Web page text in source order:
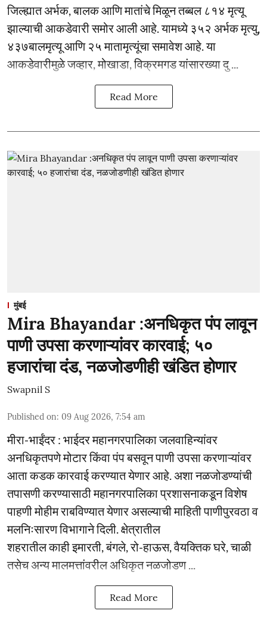
जिल्ह्यात अर्भक, बालक आणि मातांचे मिळून तब्बल ८१४ मृत्यू
झाल्याची आकडेवारी समोर आली आहे. यामध्ये ३५२ अर्भक मृत्यु,
४३७बालमृत्यू आणि २५ मातामृत्यूंचा समावेश आहे. या
आकडेवारीमुळे जव्हार, मोखाडा, विक्रमगड यांसारख्या दु ...
Read More
मुंबई
Mira Bhayandar :अनधिकृत पंप लावून
पाणी उपसा करणाऱ्यांवर कारवाई; ५०
हजारांचा दंड, नळजोडणीही खंडित होणार
Swapnil S
Published on: 09 Aug 2026, 7:54 am
मीरा-भाईंदर : भाईदर महानगरपालिका जलवाहिन्यांवर
अनधिकृतपणे मोटार किंवा पंप बसवून पाणी उपसा करणाऱ्यांवर
आता कडक कारवाई करण्यात येणार आहे. अशा नळजोडण्यांची
तपासणी करण्यासाठी महानगरपालिका प्रशासनाकडून विशेष
पाहणी मोहीम राबविण्यात येणार असल्याची माहिती पाणीपुरवठा व
मलनिःसारण विभागाने दिली. क्षेत्रातील
शहरातील काही इमारती, बंगले, रो-हाऊस, वैयक्तिक घरे, चाळी
तसेच अन्य मालमत्तांवरील अधिकृत नळजोडण ...
Read More